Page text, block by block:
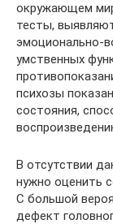
окружающем
тесты,
эмоционально-
умственных
психозы
состояния,
В отсутствии
нужно оценить
С большой
дефект